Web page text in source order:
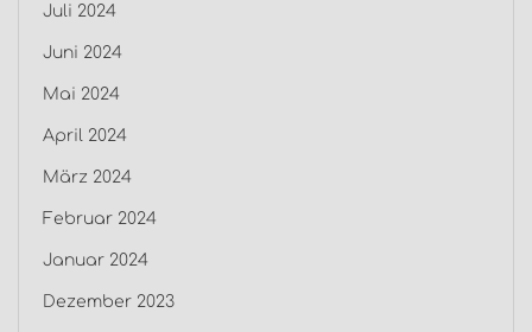
Juli 2024
Juni 2024
Mai 2024
April 2024
März 2024
Februar 2024
Januar 2024
Dezember 2023